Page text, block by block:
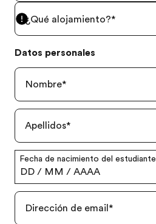
¿Qué alojamiento?*
Datos personales
Nombre*
Apellidos*
Fecha de nacimiento del estudiante
DD / MM / AAAA
Dirección de email *